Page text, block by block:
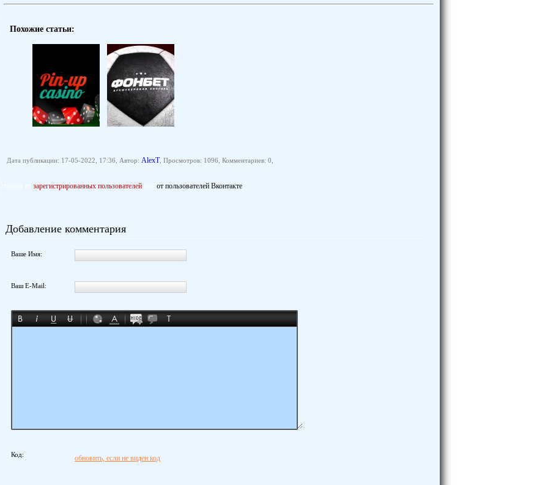
Похожие статьи:
Дата публикации: 17-05-2022, 17:36, Автор: AlexT, Просмотров: 1096, Комментариев: 0,
зарегистрированных пользователей от пользователей Вконтакте
Добавление комментария
Ваше Имя:
Ваш E-Mail:
Код: обновить, если не виден код